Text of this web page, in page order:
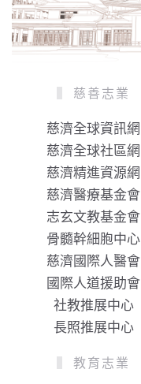
慈善志業
慈濟全球資訊網
慈濟全球社區網
慈濟精進資源網
慈濟醫療基金會
志玄文教基金會
骨髓幹細胞中心
慈濟國際人醫會
國際人道援助會
社教推展中心
長照推展中心
教育志業